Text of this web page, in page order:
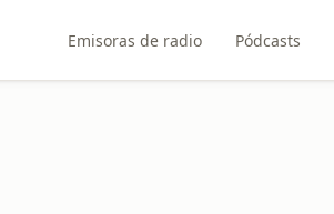
Emisoras de radio Pódcasts